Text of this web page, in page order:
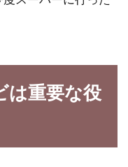
は重要な役